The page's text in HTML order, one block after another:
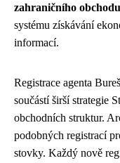
zahraničního
systému získávání
informací.
Registrace agenta
součástí širší strategie
obchodních struktur.
podobných registrací
stovky. Každý nově